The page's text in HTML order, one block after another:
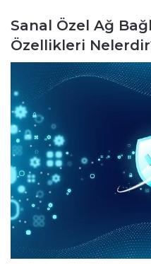
Sanal Özel Ağ
Özellikleri